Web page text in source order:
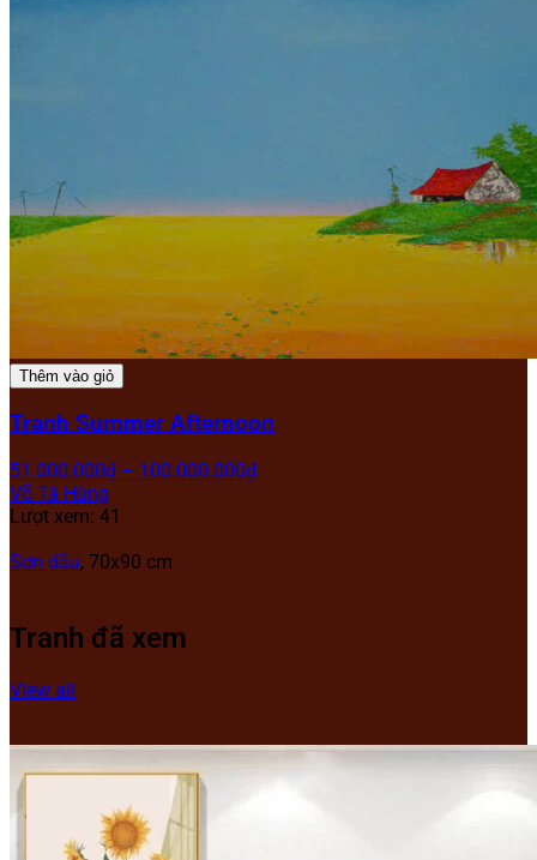
Thêm vào giỏ
Tranh Summer Afternoon
51.000.000₫ – 100.000.000₫
Võ Tá Hùng
Lượt xem: 41
Sơn dầu, 70x90 cm
Tranh đã xem
View all